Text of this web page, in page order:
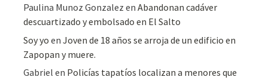
Paulina Munoz Gonzalez enAbandonan cadáver
descuartizado y embolsado en El Salto
Soy yo enJoven de 18 años se arroja de un edificio en
Zapopan y muere.
Gabriel en Policías tapatíos localizan a menores que